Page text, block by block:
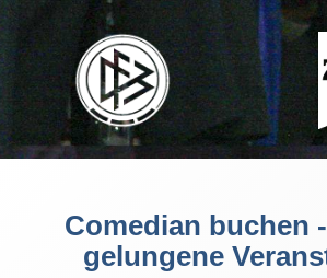
Comedian buchen
gelungene